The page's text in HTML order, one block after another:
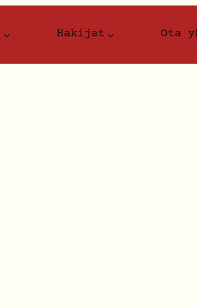
Hakijat Ota